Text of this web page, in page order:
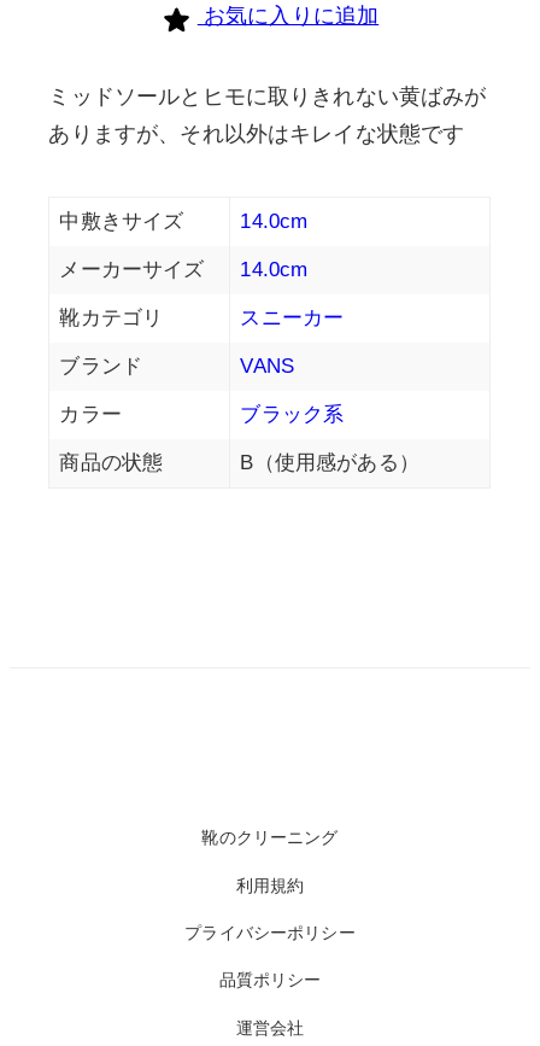
お気に入りに追加
ミッドソールとヒモに取りきれない黄ばみが
ありますが、それ以外はキレイな状態です
中敷きサイズ 14.0cm
メーカーサイズ 14.0cm
靴カテゴリ スニーカー
ブランド VANS
カラー ブラック系
商品の状態 B（使用感がある）
靴のクリーニング
利用規約
プライバシーポリシー
品質ポリシー
運営会社